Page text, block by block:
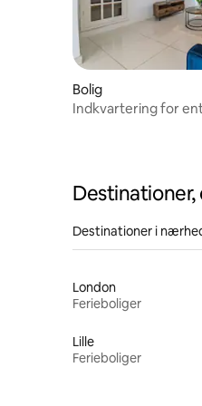
Bolig
Indkvartering for
Destinationer i
London
Ferieboliger
Lille
Ferieboliger